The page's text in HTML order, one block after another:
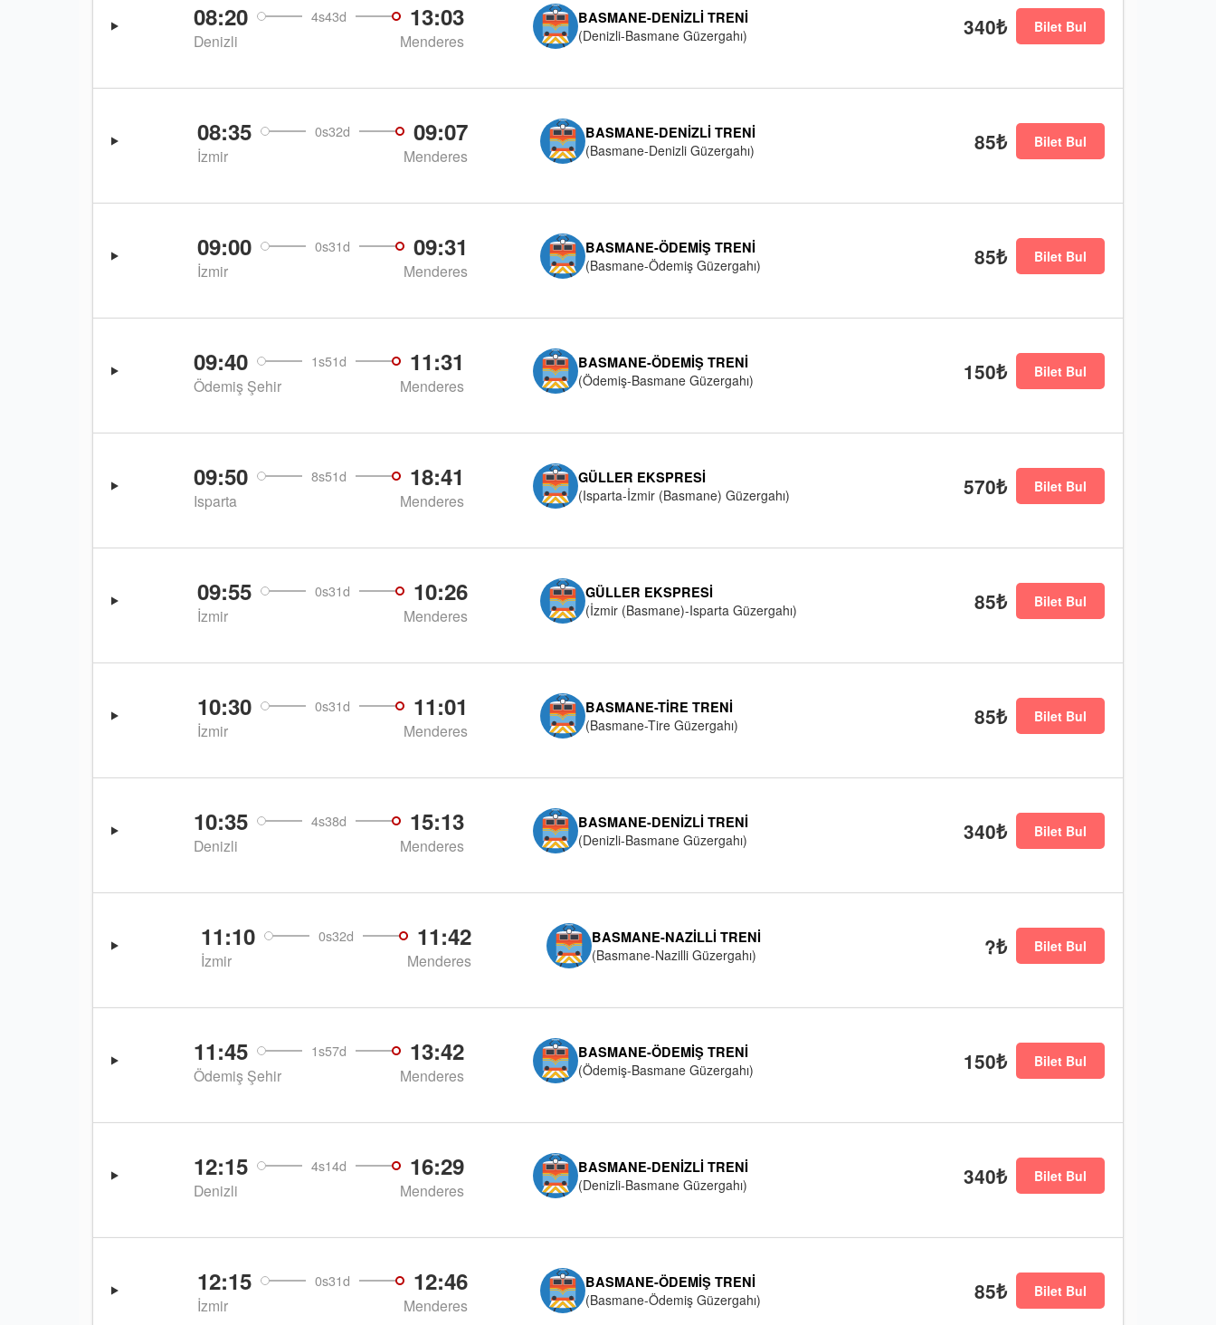
08:20 4s43d 13:03
Denizli Menderes
BASMANE-DENIZLI TRENI
(Denizli-Basmane Güzergahı)
340₺ Bilet Bul
08:35 0s32d 09:07
İzmir Menderes
BASMANE-DENIZLI TRENI
(Basmane-Denizli Güzergahı)
85₺ Bilet Bul
09:00 0s31d 09:31
İzmir Menderes
BASMANE-ÖDEMIŞ TRENI
(Basmane-Ödemiş Güzergahı)
85₺ Bilet Bul
09:40 1s51d 11:31
Ödemiş Şehir Menderes
BASMANE-ÖDEMIŞ TRENI
(Ödemiş-Basmane Güzergahı)
150₺ Bilet Bul
09:50 8s51d 18:41
Isparta Menderes
GÜLLER EKSPRESI
(Isparta-İzmir (Basmane) Güzergahı)
570₺ Bilet Bul
09:55 0s31d 10:26
İzmir Menderes
GÜLLER EKSPRESI
(İzmir (Basmane)-Isparta Güzergahı)
85₺ Bilet Bul
10:30 0s31d 11:01
İzmir Menderes
BASMANE-TIRE TRENI
(Basmane-Tire Güzergahı)
85₺ Bilet Bul
10:35 4s38d 15:13
Denizli Menderes
BASMANE-DENIZLI TRENI
(Denizli-Basmane Güzergahı)
340₺ Bilet Bul
11:10 0s32d 11:42
İzmir Menderes
BASMANE-NAZILLI TRENI
(Basmane-Nazilli Güzergahı)
?₺ Bilet Bul
11:45 1s57d 13:42
Ödemiş Şehir Menderes
BASMANE-ÖDEMIŞ TRENI
(Ödemiş-Basmane Güzergahı)
150₺ Bilet Bul
12:15 4s14d 16:29
Denizli Menderes
BASMANE-DENIZLI TRENI
(Denizli-Basmane Güzergahı)
340₺ Bilet Bul
12:15 0s31d 12:46
İzmir Menderes
BASMANE-ÖDEMIŞ TRENI
(Basmane-Ödemiş Güzergahı)
85₺ Bilet Bul